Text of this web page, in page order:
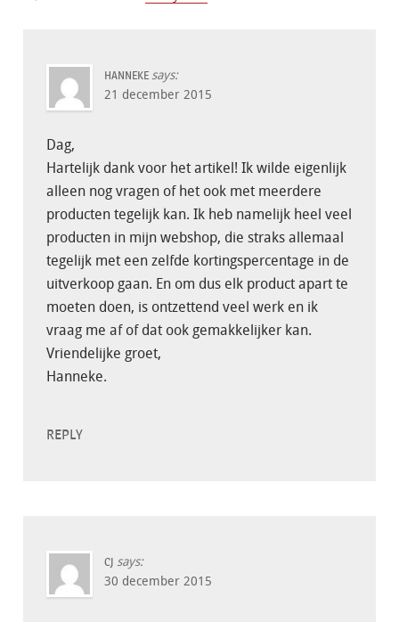
HANNEKE says:
21 december 2015
Dag,
Hartelijk dank voor het artikel! Ik wilde eigenlijk
alleen nog vragen of het ook met meerdere
producten tegelijk kan. Ik heb namelijk heel veel
producten in mijn webshop, die straks allemaal
tegelijk met een zelfde kortingspercentage in de
uitverkoop gaan. En om dus elk product apart te
moeten doen, is ontzettend veel werk en ik
vraag me af of dat ook gemakkelijker kan.
Vriendelijke groet,
Hanneke.
REPLY
CJ says:
30 december 2015